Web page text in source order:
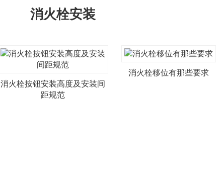
消火栓安装
消火栓按钮安装高度及安装间
距规范
消火栓移位有那些要求